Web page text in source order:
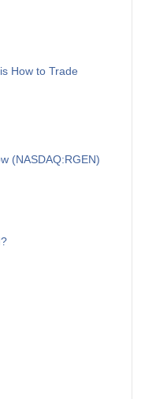
How to Trade
(NASDAQ:RGEN)